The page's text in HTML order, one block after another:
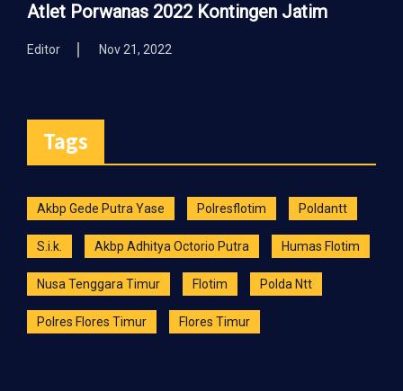
Atlet Porwanas 2022 Kontingen Jatim
Editor Nov 21, 2022
Tags
Akbp Gede Putra Yase Polresflotim Poldantt
S.i.k. Akbp Adhitya Octorio Putra Humas Flotim
Nusa Tenggara Timur Flotim Polda Ntt
Polres Flores Timur Flores Timur